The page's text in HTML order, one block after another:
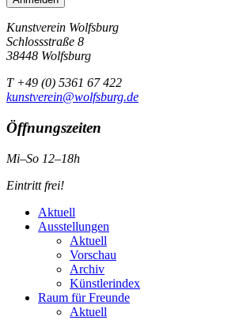
Kunstverein Wolfsburg
Schlossstraße 8
38448 Wolfsburg
T +49 (0) 5361 67 422
kunstverein@wolfsburg.de
Öffnungszeiten
Mi–So 12–18h
Eintritt frei!
Aktuell
Ausstellungen
Aktuell
Vorschau
Archiv
Künstlerindex
Raum für Freunde
Aktuell